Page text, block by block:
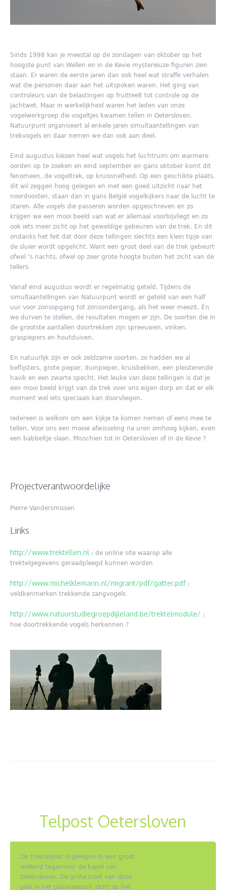
Sinds 1998 kan je meestal op de zondagen van oktober op het
hoogste punt van Wellen en in de Kevie mysterieuze figuren zien
staan. Er waren de eerste jaren dan ook heel wat straffe verhalen
wat die personen daar aan het uitspoken waren. Het ging van
controleurs van de belastingen op fruitteelt tot controle op de
jachtwet. Maar in werkelijkheid waren het leden van onze
vogelwerkgroep die vogeltjes kwamen tellen in Oetersloven.
Natuurpunt organiseert al enkele jaren simultaantellingen van
trekvogels en daar nemen we dan ook aan deel.
Eind augustus kiezen heel wat vogels het luchtruim om warmere
oorden op te zoeken en eind september en gans oktober komt dit
fenomeen, de vogeltrek, op kruissnelheid. Op een geschikte plaats,
dit wil zeggen hoog gelegen en met een goed uitzicht naar het
noordoosten, staan dan in gans België vogelkijkers naar de lucht te
staren. Alle vogels die passeren worden opgeschreven en zo
krijgen we een mooi beeld van wat er allemaal voorbijvliegt en zo
ook iets meer zicht op het geweldige gebeuren van de trek. En dit
ondanks het feit dat door deze tellingen slechts een klein tipje van
de sluier wordt opgelicht. Want een groot deel van de trek gebeurt
ofwel ’s nachts, ofwel op zeer grote hoogte buiten het zicht van de
tellers.
Vanaf eind augustus wordt er regelmatig geteld. Tijdens de
simultaantellingen van Natuurpunt wordt er geteld van een half
uur voor zonsopgang tot zonsondergang, als het weer meezit. En
we durven te stellen, de resultaten mogen er zijn. De soorten die in
de grootste aantallen doortrekken zijn spreeuwen, vinken,
graspiepers en houtduiven.
En natuurlijk zijn er ook zeldzame soorten, zo hadden we al
beflijsters, grote pieper, duinpieper, kruisbekken, een pleisterende
havik en een zwarte specht. Het leuke van deze tellingen is dat je
een mooi beeld krijgt van de trek over ons eigen dorp en dat er elk
moment wel iets speciaals kan doorvliegen.
Iedereen is welkom om een kijkje te komen nemen of eens mee te
tellen. Voor ons een mooie afwisseling na uren omhoog kijken, even
een babbeltje slaan. Misschien tot in Oetersloven of in de Kevie ?
Projectverantwoordelijke
Pierre Vandersmissen
Links
http://www.trektellen.nl : de online site waarop alle
trektelgegevens geraadpleegd kunnen worden
http://www.michelklemann.nl/migrant/pdf/gatter.pdf :
veldkenmerken trekkende zangvogels
http://www.natuurstudiegroepdijleland.be/trektelmodule/ :
hoe doortrekkende vogels herkennen ?
Telpost Oetersloven
De trektelpost is gelegen in een groot
weiland tegenover de kapel van
Oetersloven. De grote troef van deze
plek is het panoramisch zicht op het